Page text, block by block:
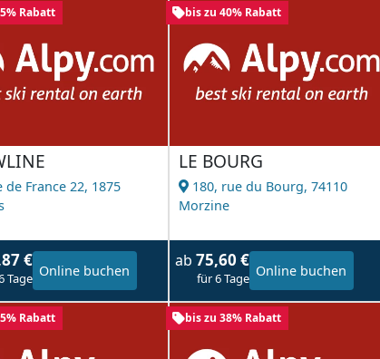
Rabatt
de France 22, 1875
€
Tage Online buchen
bis zu 40% Rabatt
LE BOURG
180, rue du Bourg, 74110
Morzine
ab 75,60 €
für 6 Tage Online buchen
Rabatt bis zu 38% Rabatt